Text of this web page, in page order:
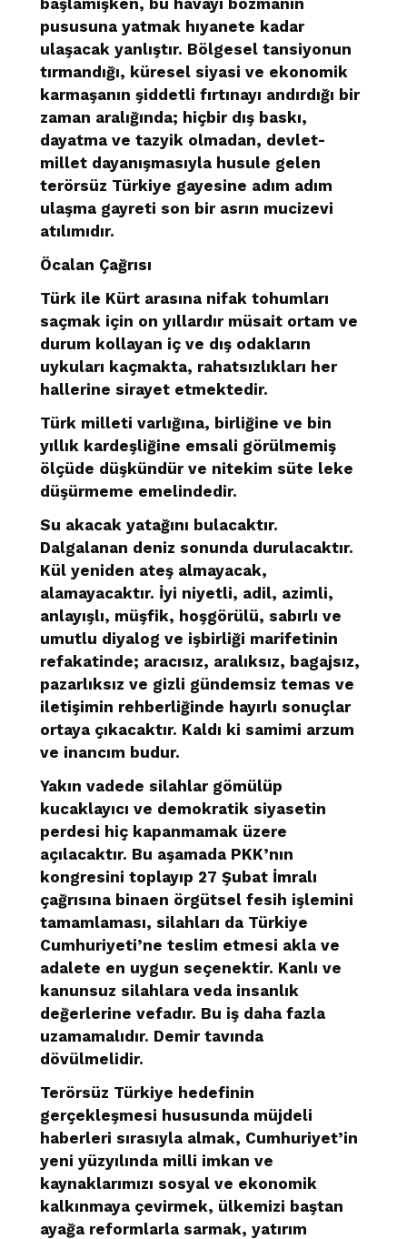
pususuna yatmak hıyanete kadar
ulaşacak yanlıştır. Bölgesel tansiyonun
tırmandığı, küresel siyasi ve ekonomik
karmaşanın şiddetli fırtınayı andırdığı bir
zaman aralığında; hiçbir dış baskı,
dayatma ve tazyik olmadan, devlet-
millet dayanışmasıyla husule gelen
terörsüz Türkiye gayesine adım adım
ulaşma gayreti son bir asrın mucizevi
atılımıdır.
Öcalan Çağrısı
Türk ile Kürt arasına nifak tohumları
saçmak için on yıllardır müsait ortam ve
durum kollayan iç ve dış odakların
uykuları kaçmakta, rahatsızlıkları her
hallerine sirayet etmektedir.
Türk milleti varlığına, birliğine ve bin
yıllık kardeşliğine emsali görülmemiş
ölçüde düşkündür ve nitekim süte leke
düşürmeme emelindedir.
Su akacak yatağını bulacaktır.
Dalgalanan deniz sonunda durulacaktır.
Kül yeniden ateş almayacak,
alamayacaktır. İyi niyetli, adil, azimli,
anlayışlı, müşfik, hoşgörülü, sabırlı ve
umutlu diyalog ve işbirliği marifetinin
refakatinde; aracısız, aralıksız, bagajsız,
pazarlıksız ve gizli gündemsiz temas ve
iletişimin rehberliğinde hayırlı sonuçlar
ortaya çıkacaktır. Kaldı ki samimi arzum
ve inancım budur.
Yakın vadede silahlar gömülüp
kucaklayıcı ve demokratik siyasetin
perdesi hiç kapanmamak üzere
açılacaktır. Bu aşamada PKK’nın
kongresini toplayıp 27 Şubat İmralı
çağrısına binaen örgütsel fesih işlemini
tamamlaması, silahları da Türkiye
Cumhuriyeti’ne teslim etmesi akla ve
adalete en uygun seçenektir. Kanlı ve
kanunsuz silahlara veda insanlık
değerlerine vefadır. Bu iş daha fazla
uzamamalıdır. Demir tavında
dövülmelidir.
Terörsüz Türkiye hedefinin
gerçekleşmesi hususunda müjdeli
haberleri sırasıyla almak, Cumhuriyet’in
yeni yüzyılında milli imkan ve
kaynaklarımızı sosyal ve ekonomik
kalkınmaya çevirmek, ülkemizi baştan
ayağa reformlarla sarmak, yatırım